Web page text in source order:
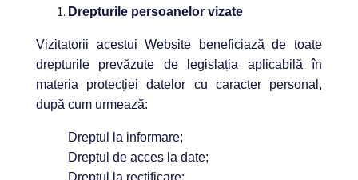
Drepturile persoanelor vizate
Vizitatorii acestui Website beneficiază de toate
drepturile prevăzute de legislația aplicabilă în
materia protecției datelor cu caracter personal,
după cum urmează:
Dreptul la informare;
Dreptul de acces la date;
Dreptul la rectificare;